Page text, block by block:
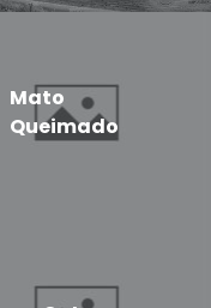
Mato
Queimado